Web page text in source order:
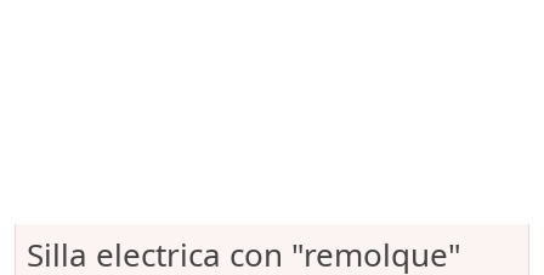
Silla electrica con "remolque"